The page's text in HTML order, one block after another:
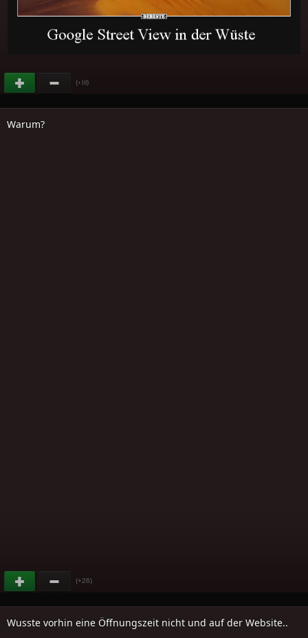
(+19)
Warum?
(+26)
Wusste vorhin eine Öffnungszeit nicht und auf der Website..